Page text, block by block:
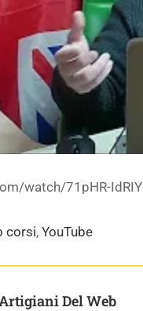
watch/71pHR-IdRIY
corsi, YouTube
Del Web